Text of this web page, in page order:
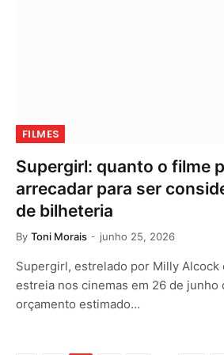
FILMES
Supergirl: quanto o filme
arrecadar para ser
de bilheteria
By Toni Morais junho 25, 2026
Supergirl, estrelado por Milly Alcock
estreia nos cinemas em 26 de junho
orçamento estimado…